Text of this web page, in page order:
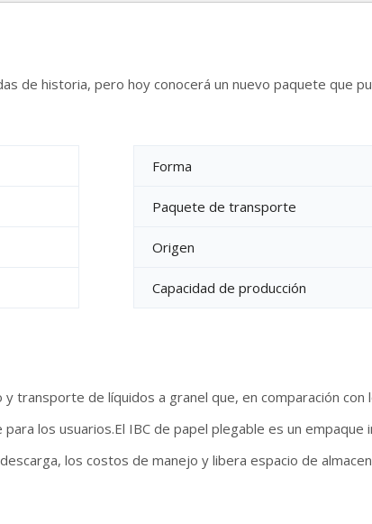
de historia, pero hoy conocerá un nuevo paquete que
Forma
Paquete de transporte
Origen
Capacidad de producción
transporte de líquidos a granel que, en comparación
los usuarios.El IBC de papel plegable es un empaque
los costos de manejo y libera espacio de